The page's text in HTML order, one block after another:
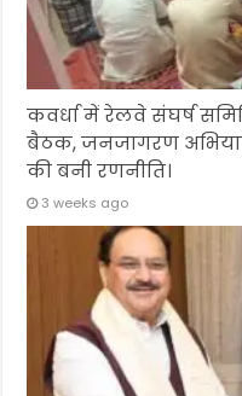
कवर्धा में रेलवे संघर्ष
बैठक, जनजागरण
की बनी रणनीति।
3 weeks ago